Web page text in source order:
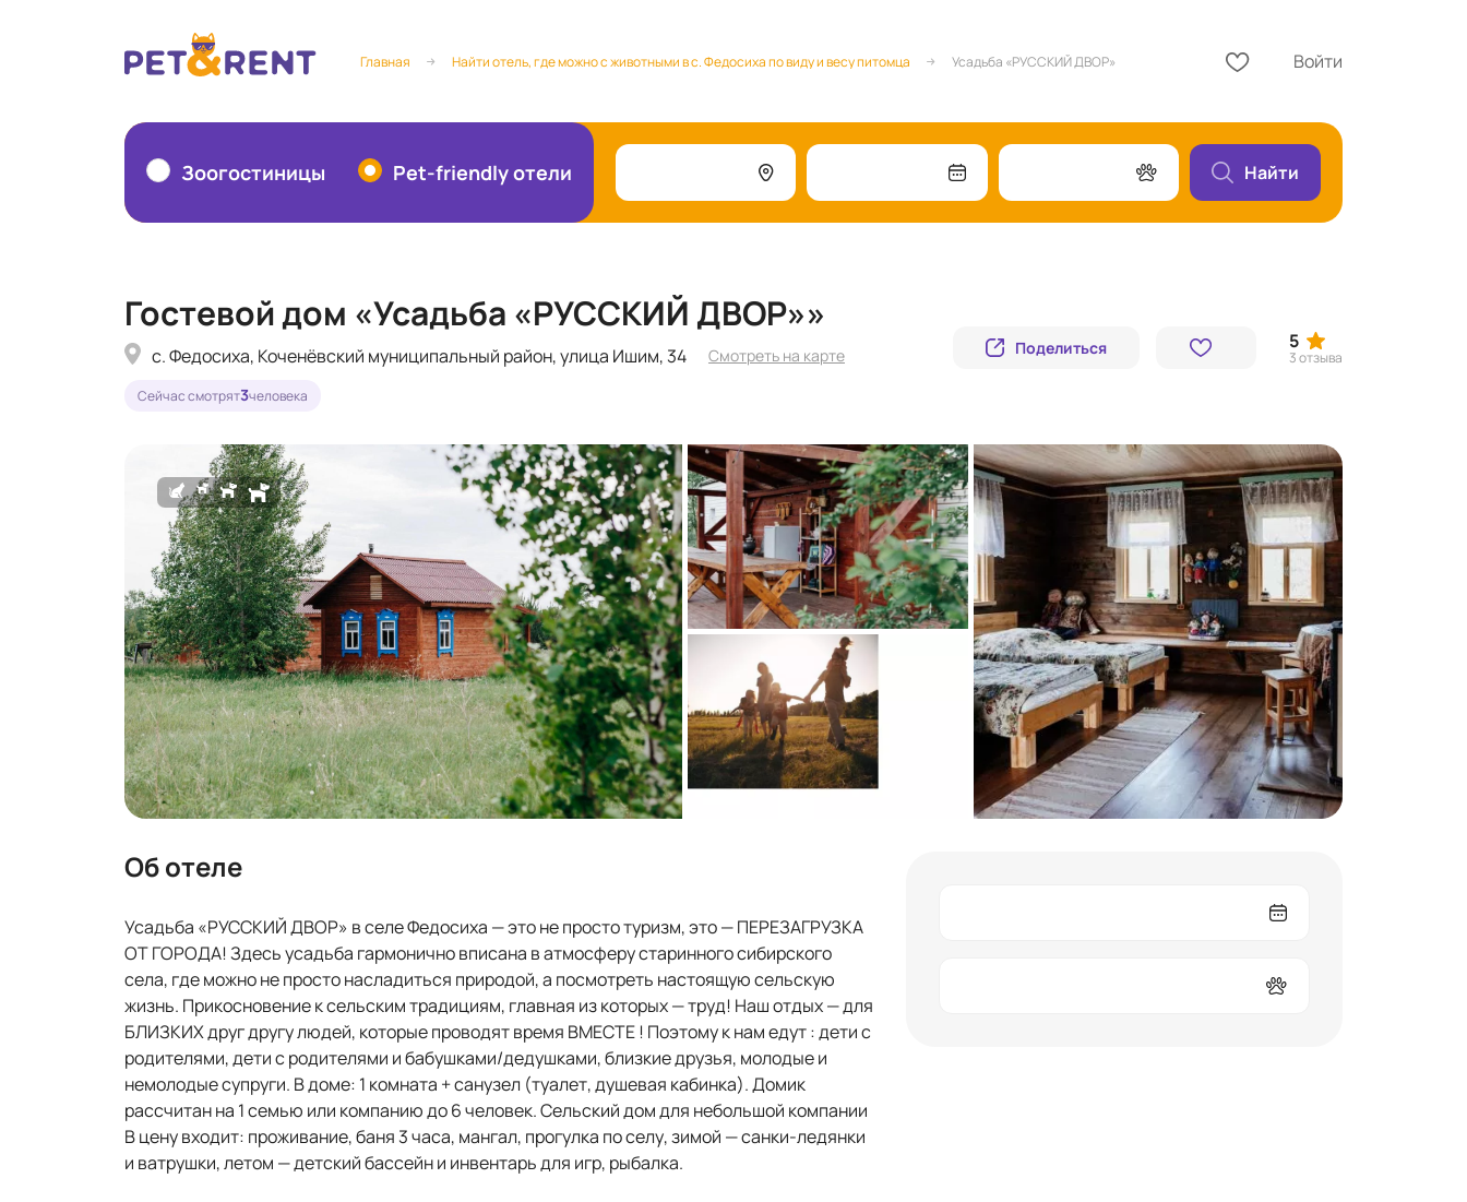
Главная Найти отель, где можно с животными в с. Федосиха по виду и весу питомца Усадьба «РУССКИЙ ДВОР» Войти
Зоогостиницы Pet-friendly отели Найти
Гостевой дом «Усадьба «РУССКИЙ ДВОР»»
с. Федосиха, Коченёвский муниципальный район, улица Ишим, 34 Смотреть на карте Поделиться 5
3 отзыва
Сейчас смотрят3человека
Об отеле
Усадьба «РУССКИЙ ДВОР» в селе Федосиха — это не просто туризм, это — ПЕРЕЗАГРУЗКА
ОТ ГОРОДА! Здесь усадьба гармонично вписана в атмосферу старинного сибирского
села, где можно не просто насладиться природой, а посмотреть настоящую сельскую
жизнь. Прикосновение к сельским традициям, главная из которых — труд! Наш отдых — для
БЛИЗКИХ друг другу людей, которые проводят время ВМЕСТЕ ! Поэтому к нам едут : дети с
родителями, дети с родителями и бабушками/дедушками, близкие друзья, молодые и
немолодые супруги. В доме: 1 комната + санузел (туалет, душевая кабинка). Домик
рассчитан на 1 семью или компанию до 6 человек. Сельский дом для небольшой компании
В цену входит: проживание, баня 3 часа, мангал, прогулка по селу, зимой — санки-ледянки
и ватрушки, летом — детский бассейн и инвентарь для игр, рыбалка.